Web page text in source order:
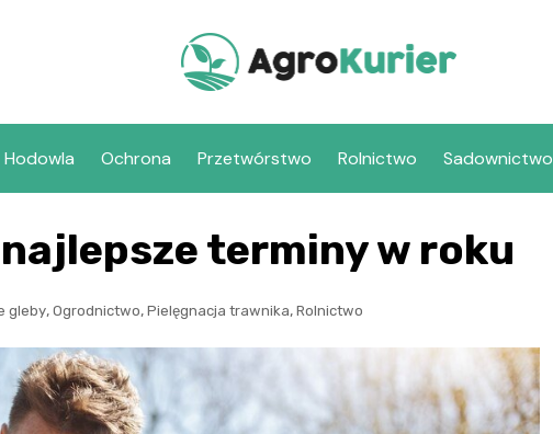
Hodowla Ochrona Przetwórstwo Rolnictwo Sadownictwo
terminy w roku
gleby, Ogrodnictwo, Pielęgnacja trawnika, Rolnictwo